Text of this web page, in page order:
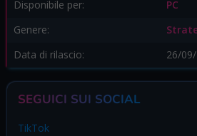
Disponibile per:
PC
Genere:
Data di rilascio:
26/
SEGUICI SUI SOCIAL
TikTok